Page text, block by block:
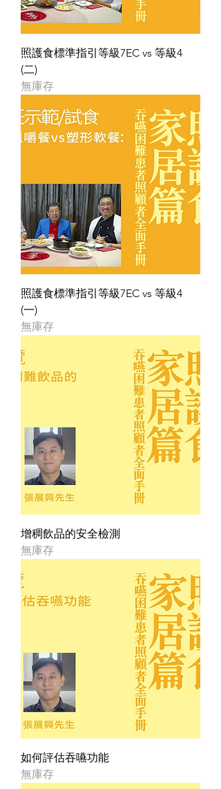
照護食標準指引等級7EC vs 等級4
(二)
無庫存
照護食標準指引等級7EC vs 等級4
(一)
無庫存
增稠飲品的安全檢測
無庫存
如何評估吞嚥功能
無庫存